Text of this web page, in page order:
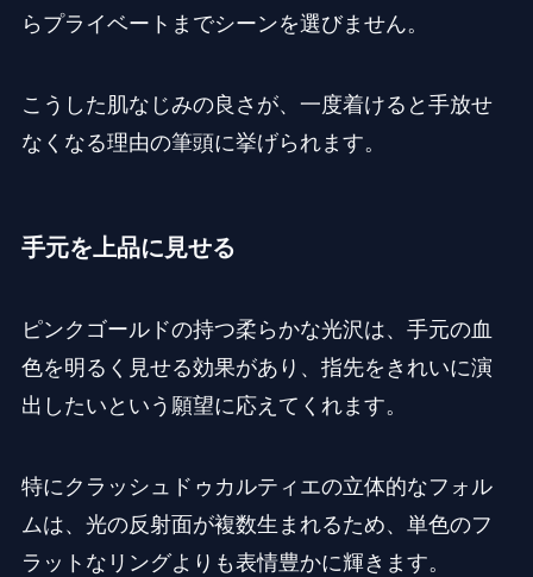
らプライベートまでシーンを選びません。
こうした肌なじみの良さが、一度着けると手放せ
なくなる理由の筆頭に挙げられます。
手元を上品に見せる
ピンクゴールドの持つ柔らかな光沢は、手元の血
色を明るく見せる効果があり、指先をきれいに演
出したいという願望に応えてくれます。
特にクラッシュドゥカルティエの立体的なフォル
ムは、光の反射面が複数生まれるため、単色のフ
ラットなリングよりも表情豊かに輝きます。